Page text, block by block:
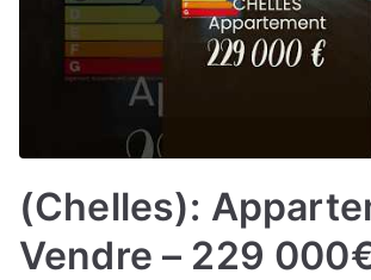
(Chelles):
Vendre – 229